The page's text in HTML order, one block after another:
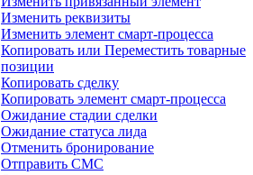
Изменить реквизиты
Изменить элемент смарт-процесса
Копировать или Переместить товарные
позиции
Копировать сделку
Копировать элемент смарт-процесса
Ожидание стадии сделки
Ожидание статуса лида
Отменить бронирование
Отправить СМС